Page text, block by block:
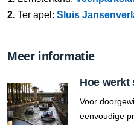
2. Ter apel: Sluis
Meer informatie
Hoe werkt
Voor
eenvoudige